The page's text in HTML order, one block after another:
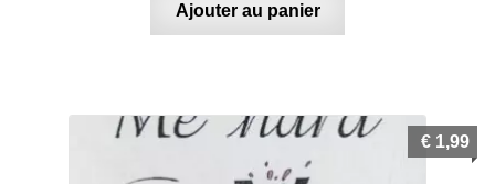
Ajouter au panier
€ 1,99